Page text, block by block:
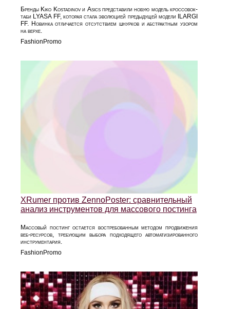
Бренды Kiko Kostadinov и Asics представили новую модель кроссовок-
таби LYASA FF, которая стала эволюцией предыдущей модели ILARGI
FF. Новинка отличается отсутствием шнурков и абстрактным узором
на верхе.
FashionPromo
XRumer против ZennoPoster: сравнительный
анализ инструментов для массового постинга
Массовый постинг остается востребованным методом продвижения
веб-ресурсов, требующим выбора подходящего автоматизированного
инструментария.
FashionPromo